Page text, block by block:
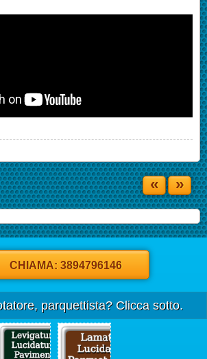
« »
CHIAMA: 3894796146
parquettista? Clicca sotto.